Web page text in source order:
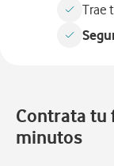
Trae
Contrata tu
minutos